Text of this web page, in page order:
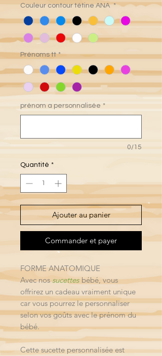
Couleur contour tétine ANA *
Prénoms tt *
prénom a personnalisée *
0/15
Quantité *
Ajouter au panier
Commander et payer
FORME ANATOMIQUE
Avec nossucettes bébé, vous
offrirez un cadeau vraiment unique
car vous pourrez le personnaliser
selon vos goûts avec le prénom du
bébé.
Cette sucette personnalisée est